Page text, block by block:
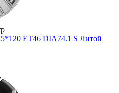
ET46 DIA74.1 S Литой